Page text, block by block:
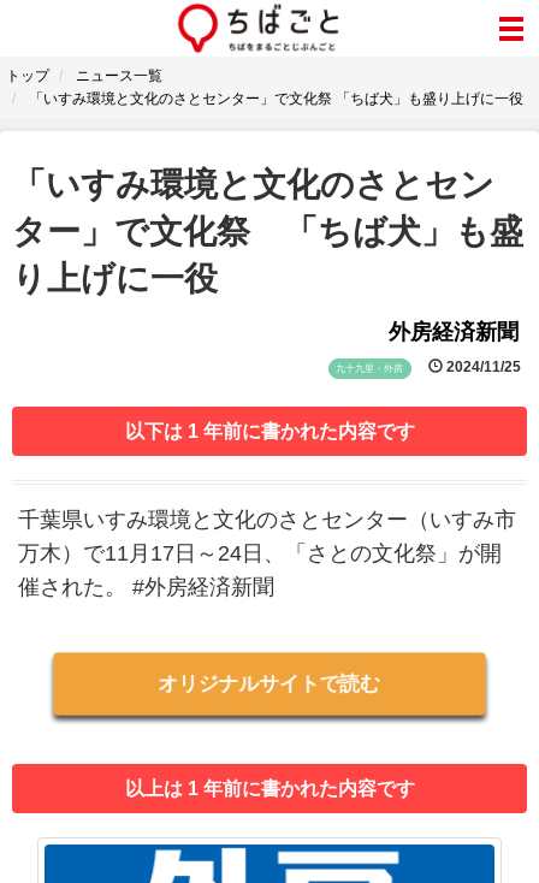
トップ
ニュース一覧
「いすみ環境と文化のさとセンター」で文化祭 「ちば犬」も盛り上げに一役
「いすみ環境と文化のさとセン
ター」で文化祭 「ちば犬」も盛
り上げに一役
外房経済新聞
九十九里・外房 2024/11/25
以下は 1 年前に書かれた内容です
千葉県いすみ環境と文化のさとセンター（いすみ市
万木）で11月17日～24日、「さとの文化祭」が開
催された。 #外房経済新聞
オリジナルサイトで読む
以上は 1 年前に書かれた内容です